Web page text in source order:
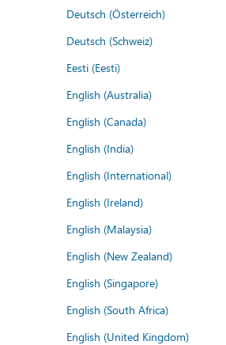
Deutsch (Österreich)
Deutsch (Schweiz)
Eesti (Eesti)
English (Australia)
English (Canada)
English (India)
English (International)
English (Ireland)
English (Malaysia)
English (New Zealand)
English (Singapore)
English (South Africa)
English (United Kingdom)